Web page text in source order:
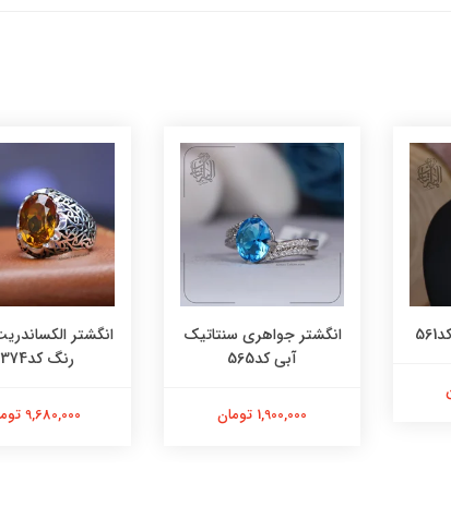
انگشتر جواهری سنتاتیک
آبی کد565
1,900,000 تومان
انگشتر
رنگ کد2374
9,680,000 تومان